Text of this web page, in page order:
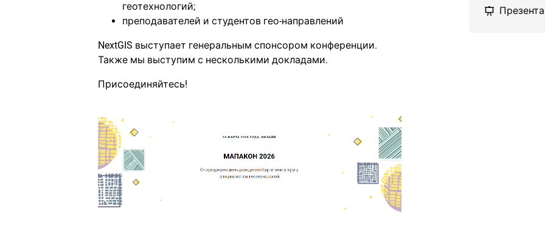
геотехнологий;
преподавателей и студентов гео-направлений
NextGIS выступает генеральным спонсором конференции.
Также мы выступим с несколькими докладами.
Присоединяйтесь!